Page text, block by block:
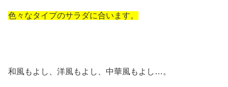
色々なタイプのサラダに合います。
和風もよし、洋風もよし、中華風もよし…。